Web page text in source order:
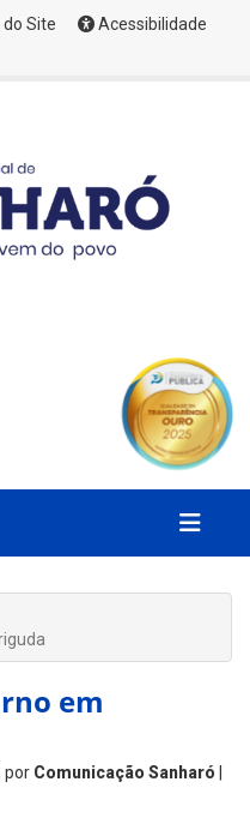
do Site
Acessibilidade
em
por Comunicação Sanharó